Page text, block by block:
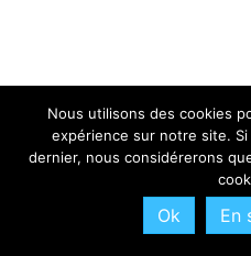
Nous utilisons des cookies
expérience sur notre site.
dernier, nous considérerons
Ok En